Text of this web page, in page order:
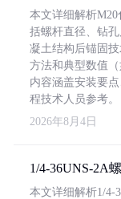
本文详细解析
括螺杆直径、钻
凝土结构后锚固
方法和典型数值（
内容涵盖安装要
程技术人员参考。
2026年8月4日
1/4-36UNS-2A
本文详细解析1/4-